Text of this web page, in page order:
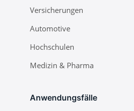
Versicherungen
Automotive
Hochschulen
Medizin & Pharma
Anwendungsfälle